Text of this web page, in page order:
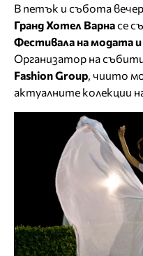
В петък и събота
Гранд Хотел Варнасе
Фестивала на модата
Организатор на
Fashion Group , чиито
актуалните колекции